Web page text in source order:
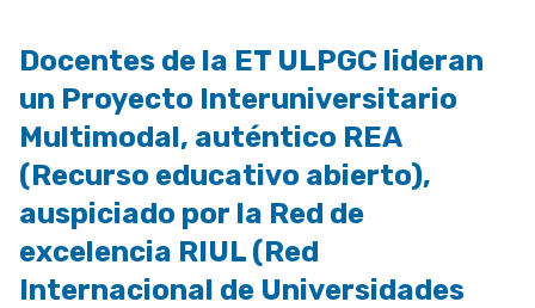
Docentes de la ET ULPGC lideran
un Proyecto Interuniversitario
Multimodal, auténtico REA
(Recurso educativo abierto),
auspiciado por la Red de
excelencia RIUL (Red
Internacional de Universidades